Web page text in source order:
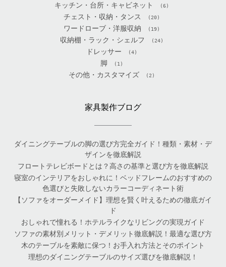
キッチン・台所・キャビネット (6)
チェスト・収納・タンス (20)
ワードローブ・洋服収納 (19)
収納棚・ラック・シェルフ (24)
ドレッサー (4)
脚 (1)
その他・カスタマイズ (2)
家具製作ブログ
ダイニングテーブルの脚の選び方完全ガイド！種類・素材・デ
ザインを徹底解説
フロートテレビボードとは？高さの基準と選び方を徹底解説
寝室のインテリアをおしゃれに！ベッドフレームのおすすめの
色選びと失敗しないカラーコーディネート術
【ソファをオーダーメイド】理想を賢く叶えるための徹底ガイ
ド
おしゃれで憧れる！ホテルライクなリビングの実現ガイド
ソファの素材別メリット・デメリット徹底解説！最適な選び方
木のテーブルを素敵に保つ！お手入れ方法とそのポイント
理想のダイニングテーブルのサイズ選びを徹底解説！